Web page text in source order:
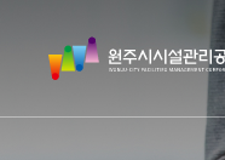
원
주
시